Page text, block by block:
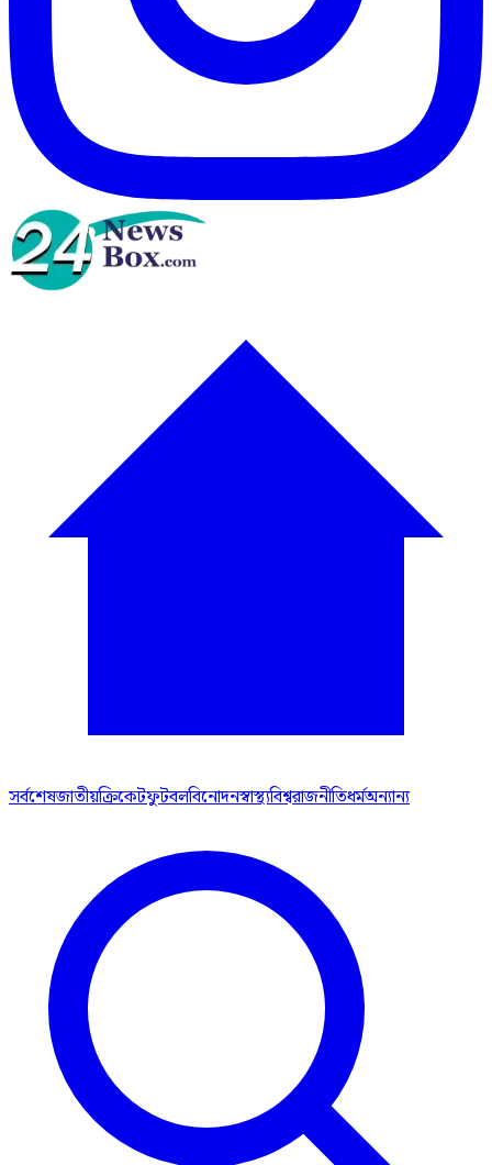
সর্বশেষজাতীয়ক্রিকেটফুটবলবিনোদনস্বাস্থ্যবিশ্বরাজনীতিধর্মঅন্যান্য